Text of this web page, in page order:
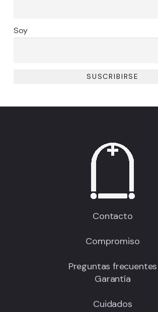
Soy
Contacto
Compromiso
Preguntas frecuentes
Garantía
Cuidados